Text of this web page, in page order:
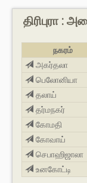
திரிபுரா
நகரம்
அகர்தலா
பெலோனியா
தலாய்
தர்மநகர்
கோமதி
கோவாய்
செபாஹிஜாலா
உனகோட்டி